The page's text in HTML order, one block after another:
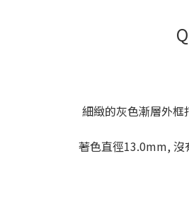
細緻的灰色漸層外
著色直徑13.0mm, 沒